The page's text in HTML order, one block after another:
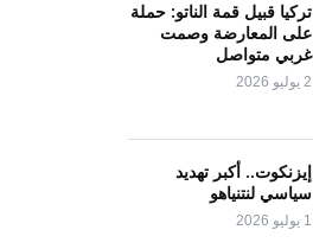
تركيا قبيل قمة الناتو: حملة
على المعارضة وصمت
غربي متواصل
2 يوليو 2026
إيزنكوت.. أكبر تهديد
سياسي لنتنياهو
1 يوليو 2026